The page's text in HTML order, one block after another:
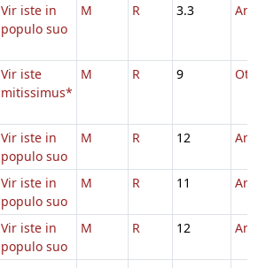
Vir iste in
populo suo
M R 3.3
Vir iste
mitissimus*
M R 9
Vir iste in
populo suo
M R 12
Vir iste in
populo suo
M R 11
Vir iste in
populo suo
M R 12